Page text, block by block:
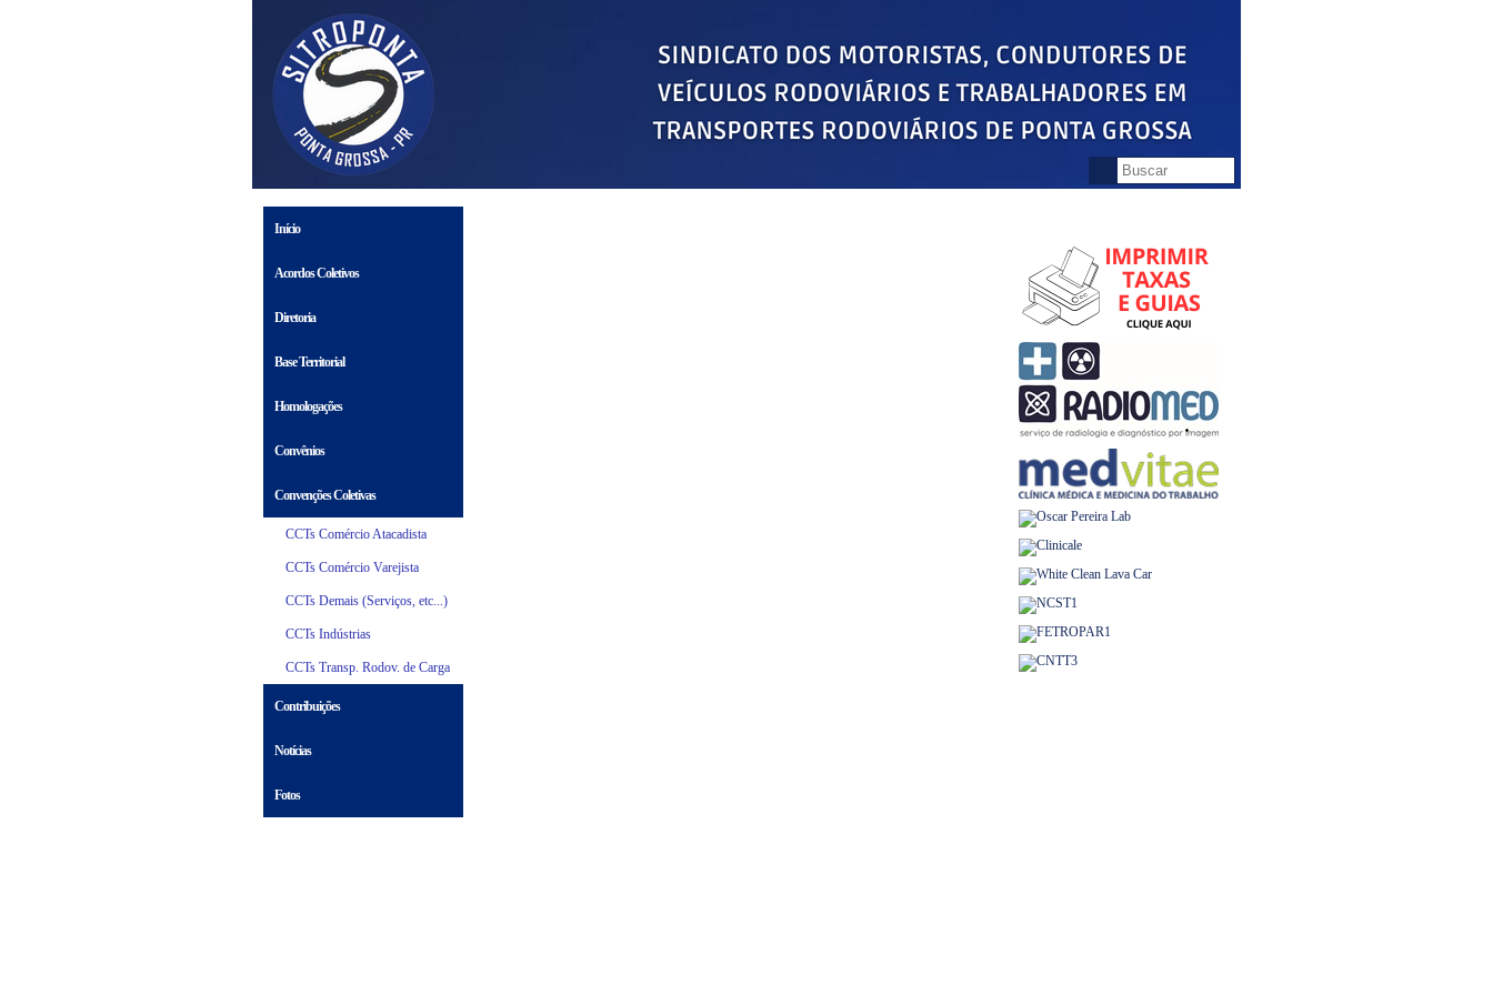
Início
Acordos Coletivos
Diretoria
Base Territorial
Homologações
Convênios
Convenções Coletivas
CCTs Comércio Atacadista
CCTs Comércio Varejista
CCTs Demais (Serviços, etc...)
CCTs Indústrias
CCTs Transp. Rodov. de Carga
Contribuições
Notícias
Fotos